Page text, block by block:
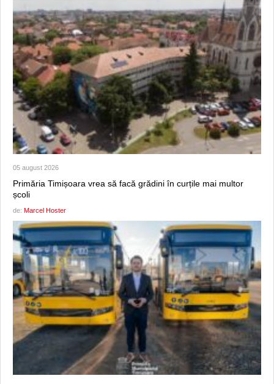
05 august 2026
Primăria Timișoara vrea să facă grădini în curțile mai multor
școli
de: Marcel Hoster